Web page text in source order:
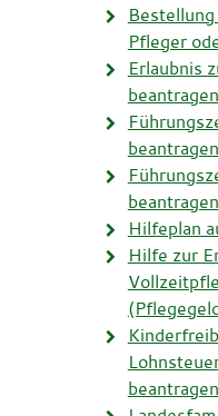
Pfleger
Erlaubnis
beantragen
beantragen
beantragen
Hilfeplan
Hilfe zur
beantragen